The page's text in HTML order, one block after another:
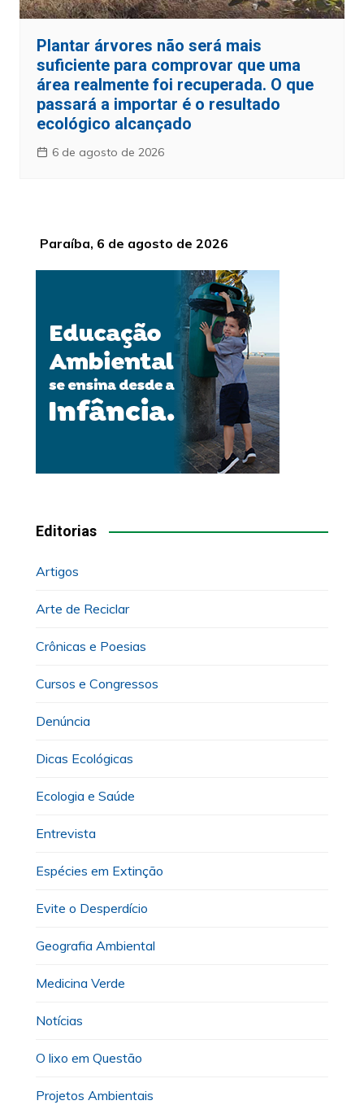
Plantar árvores não será mais
suficiente para comprovar que uma
área realmente foi recuperada. O que
passará a importar é o resultado
ecológico alcançado
6 de agosto de 2026
Paraíba, 6 de agosto de 2026
Editorias
Artigos
Arte de Reciclar
Crônicas e Poesias
Cursos e Congressos
Denúncia
Dicas Ecológicas
Ecologia e Saúde
Entrevista
Espécies em Extinção
Evite o Desperdício
Geografia Ambiental
Medicina Verde
Notícias
O lixo em Questão
Projetos Ambientais